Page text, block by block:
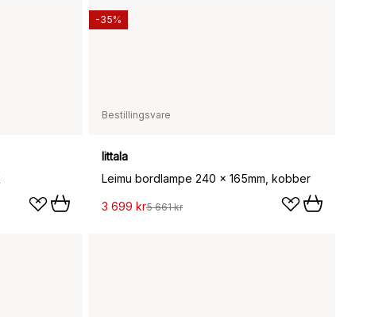
Bestillingsvare
Iittala
Leimu bordlampe 240 x 165mm, kobber
3 699 kr5 661 kr
-35%